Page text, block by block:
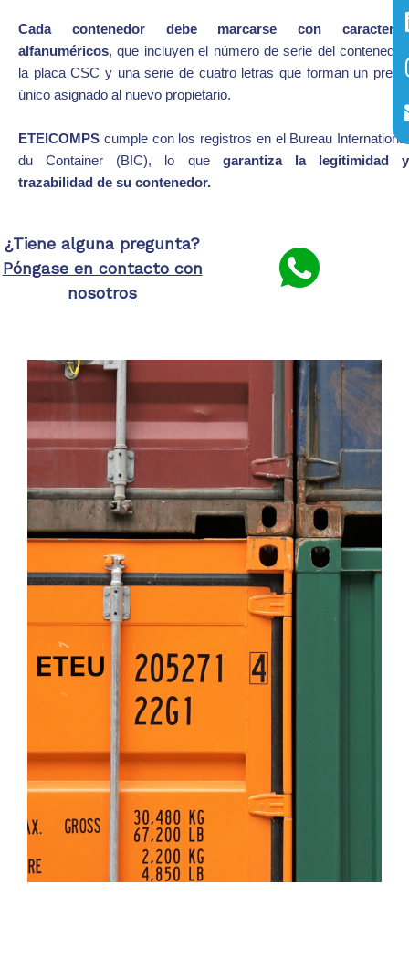
Cada contenedor debe marcarse con caracteres
alfanuméricos, que incluyen el número de serie del contenedor,
la placa CSC y una serie de cuatro letras que forman un prefijo
único asignado al nuevo propietario.
ETEICOMPS cumple con los registros en el Bureau International
du Container (BIC), lo que garantiza la legitimidad y
trazabilidad de su contenedor.
¿Tiene alguna pregunta?
Póngase en contacto con
nosotros